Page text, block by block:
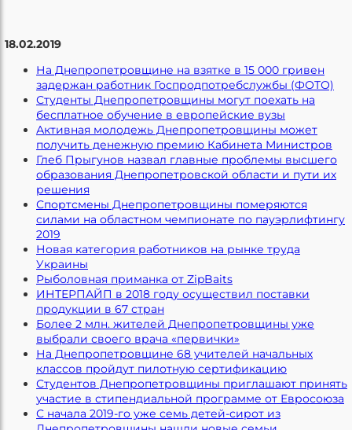
18.02.2019
На Днепропетровщине на взятке в 15 000 гривен
задержан работник Госпродпотребслужбы (ФОТО)
Студенты Днепропетровщины могут поехать на
бесплатное обучение в европейские вузы
Активная молодежь Днепропетровщины может
получить денежную премию Кабинета Министров
Глеб Прыгунов назвал главные проблемы высшего
образования Днепропетровской области и пути их
решения
Спортсмены Днепропетровщины померяются
силами на областном чемпионате по пауэрлифтингу
2019
Новая категория работников на рынке труда
Украины
Рыболовная приманка от ZipBaits
ИНТЕРПАЙП в 2018 году осуществил поставки
продукции в 67 стран
Более 2 млн. жителей Днепропетровщины уже
выбрали своего врача «первички»
На Днепропетровщине 68 учителей начальных
классов пройдут пилотную сертификацию
Студентов Днепропетровщины приглашают принять
участие в стипендиальной программе от Евросоюза
С начала 2019-го уже семь детей-сирот из